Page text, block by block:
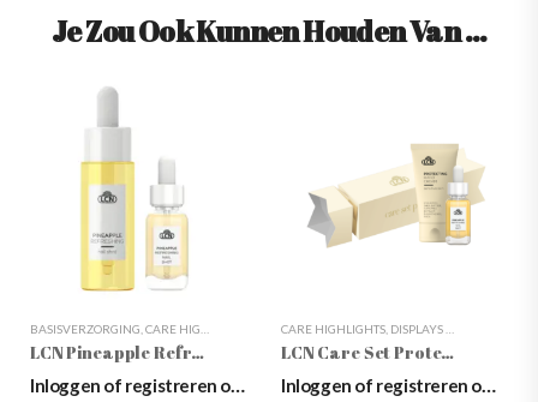
Je Zou Ook Kunnen Houden Van …
BASISVERZORGING CARE HIGHLIGHTS ,NAGELSERUMS,NAGELSTYLING
LCN Pineapple Refreshing Nail Shot
Inloggen of registreren om prijzen te zien
CARE HIGHLIGHTS DISPLAYS & SETS
LCN Care Set Protecting
Inloggen of registreren om prijzen te zien